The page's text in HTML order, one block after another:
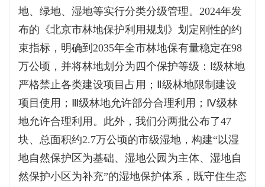
地、绿地、湿地等实行分类分级管理。2024年发
布的《北京市林地保护利用规划》划定刚性的约
束指标，明确到2035年全市林地保有量稳定在98
万公顷，并将林地划分为四个保护等级：Ⅰ级林地
严格禁止各类建设项目占用；Ⅱ级林地限制建设
项目使用；Ⅲ级林地允许部分合理利用；Ⅳ级林
地允许合理利用。此外，我们分两批公布了47
块、总面积约2.7万公顷的市级湿地，构建“以湿
地自然保护区为基础、湿地公园为主体、湿地自
然保护小区为补充”的湿地保护体系，既守住生态